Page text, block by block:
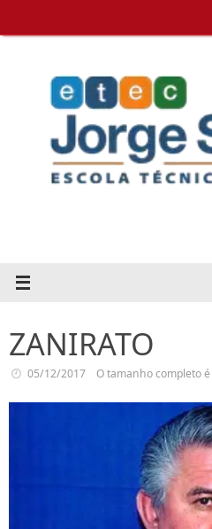
ZANIRATO
05/12/2017 O tamanho completo é